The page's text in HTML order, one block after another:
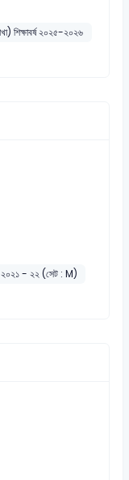
শিক্ষাবর্ষ ২০২৫-২০২৬
: ২০২১ - ২২ (সেট : M)